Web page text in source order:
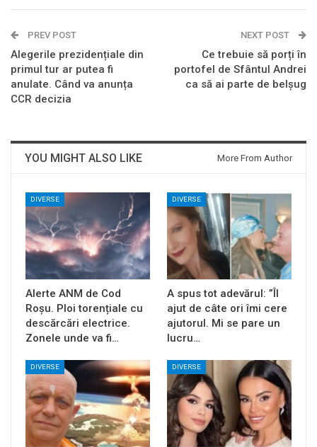
PREV POST
Alegerile prezidențiale din
primul tur ar putea fi
anulate. Când va anunța
CCR decizia
NEXT POST
Ce trebuie să porți în
portofel de Sfântul Andrei
ca să ai parte de belșug
YOU MIGHT ALSO LIKE More From Author
DIVERSE
Alerte ANM de Cod
Roșu. Ploi torențiale cu
descărcări electrice.
Zonele unde va fi…
DIVERSE
A spus tot adevărul: ”Îl
ajut de câte ori îmi cere
ajutorul. Mi se pare un
lucru…
DIVERSE DIVERSE